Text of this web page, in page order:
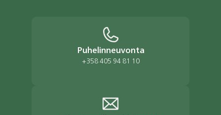
Puhelinneuvonta
+358 405 94 81 10